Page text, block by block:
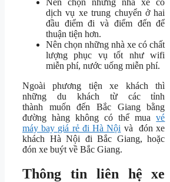
dịch vụ xe trung chuyển ở hai
đầu điểm đi và điểm đến để
thuận tiện hơn.
Nên chọn những nhà xe có chất
lượng phục vụ tốt như wifi
miễn phí, nước uống miễn phí.
Ngoài phương tiện xe khách thì
những du khách từ các tỉnh
thành muốn đến Bắc Giang bằng
đường hàng không có thể muavé
máy bay giá rẻ đi Hà Nội và đón xe
khách Hà Nội đi Bắc Giang, hoặc
đón xe buýt về Bắc Giang.
Thông tin liên hệ xe